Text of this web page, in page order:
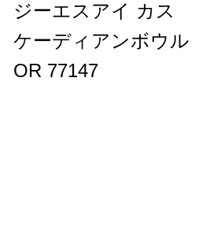
ジーエスアイ カス
ケーディアンボウル
OR 77147